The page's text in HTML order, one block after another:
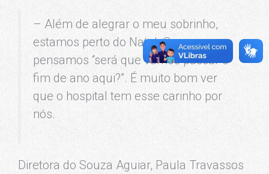
– Além de alegrar o meu sobrinho,
estamos perto do Natal. Sempre
pensamos “será que vamos passar o
fim de ano aqui?”. É muito bom ver
que o hospital tem esse carinho por
nós.
Diretora do Souza Aguiar, Paula Travassos